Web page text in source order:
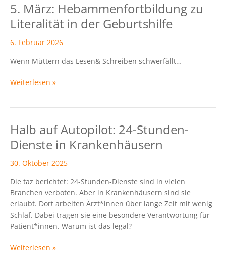
5. März: Hebammenfortbildung zu
Literalität in der Geburtshilfe
6. Februar 2026
Wenn Müttern das Lesen& Schreiben schwerfällt…
5.
März:
Hebammenfortbildung
zu
in
Geburtshilfe
Weiterlesen »
Halb auf Autopilot: 24-Stunden-
Dienste in Krankenhäusern
30. Oktober 2025
Die taz berichtet: 24-Stunden-Dienste sind in vielen
Branchen verboten. Aber in Krankenhäusern sind sie
erlaubt. Dort arbeiten Ärz­t*in­nen über lange Zeit mit wenig
Schlaf. Dabei tragen sie eine besondere Verantwortung für
Patient*innen. Warum ist das legal?
Halb
auf
Autopilot:
24-
Dienste
in
Krankenhäusern
Weiterlesen »